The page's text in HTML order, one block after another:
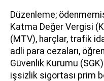
Düzenleme;
Katma Değer Vergisi
(MTV), harçlar, trafik
adli para cezaları,
Güvenlik Kurumu
işsizlik sigortası prim